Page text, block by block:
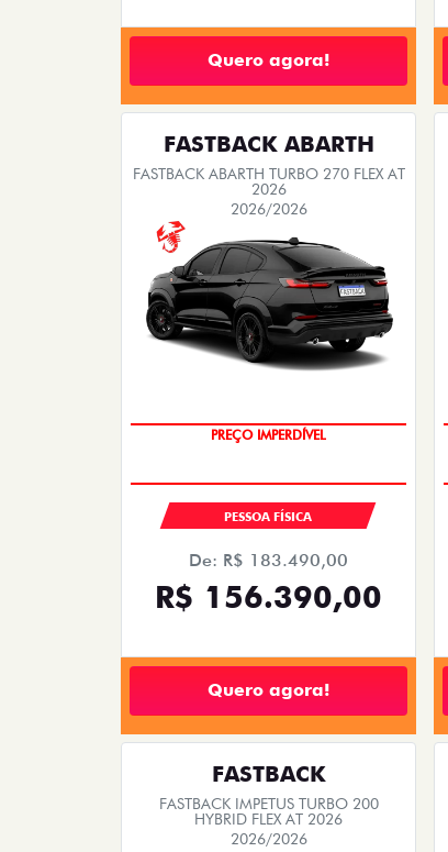
Quero agora!
FASTBACK ABARTH
FASTBACK ABARTH TURBO 270 FLEX AT
2026
2026/2026
PESSOA FÍSICA
De: R$ 183.490,00
R$ 156.390,00
Quero agora!
FASTBACK
FASTBACK IMPETUS TURBO 200
HYBRID FLEX AT 2026
2026/2026